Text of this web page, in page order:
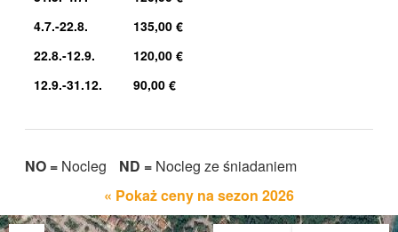
4.7.-22.8.
135,00 €
22.8.-12.9.
120,00 €
12.9.-31.12.
90,00 €
NO = Nocleg ND = Nocleg ze śniadaniem
« Pokaż ceny na sezon 2026